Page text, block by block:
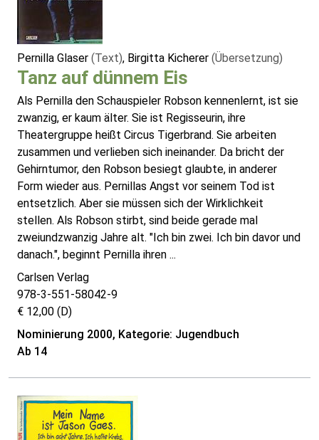
Pernilla Glaser (Text), Birgitta Kicherer (Übersetzung)
Tanz auf dünnem Eis
Als Pernilla den Schauspieler Robson kennenlernt, ist sie
zwanzig, er kaum älter. Sie ist Regisseurin, ihre
Theatergruppe heißt Circus Tigerbrand. Sie arbeiten
zusammen und verlieben sich ineinander. Da bricht der
Gehirntumor, den Robson besiegt glaubte, in anderer
Form wieder aus. Pernillas Angst vor seinem Tod ist
entsetzlich. Aber sie müssen sich der Wirklichkeit
stellen. Als Robson stirbt, sind beide gerade mal
zweiundzwanzig Jahre alt. "Ich bin zwei. Ich bin davor und
danach.", beginnt Pernilla ihren ...
Carlsen Verlag
978-3-551-58042-9
€ 12,00 (D)
Nominierung 2000, Kategorie: Jugendbuch
Ab 14